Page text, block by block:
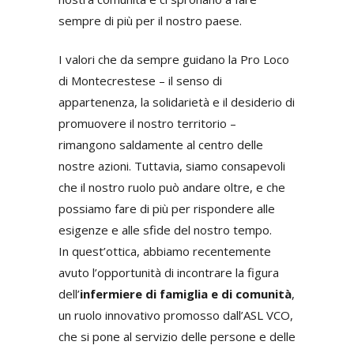
sempre di più per il nostro paese.
I valori che da sempre guidano la Pro Loco
di Montecrestese – il senso di
appartenenza, la solidarietà e il desiderio di
promuovere il nostro territorio –
rimangono saldamente al centro delle
nostre azioni. Tuttavia, siamo consapevoli
che il nostro ruolo può andare oltre, e che
possiamo fare di più per rispondere alle
esigenze e alle sfide del nostro tempo.
In quest’ottica, abbiamo recentemente
avuto l’opportunità di incontrare la figura
dell’infermiere di famiglia e di comunità,
un ruolo innovativo promosso dall’ASL VCO,
che si pone al servizio delle persone e delle